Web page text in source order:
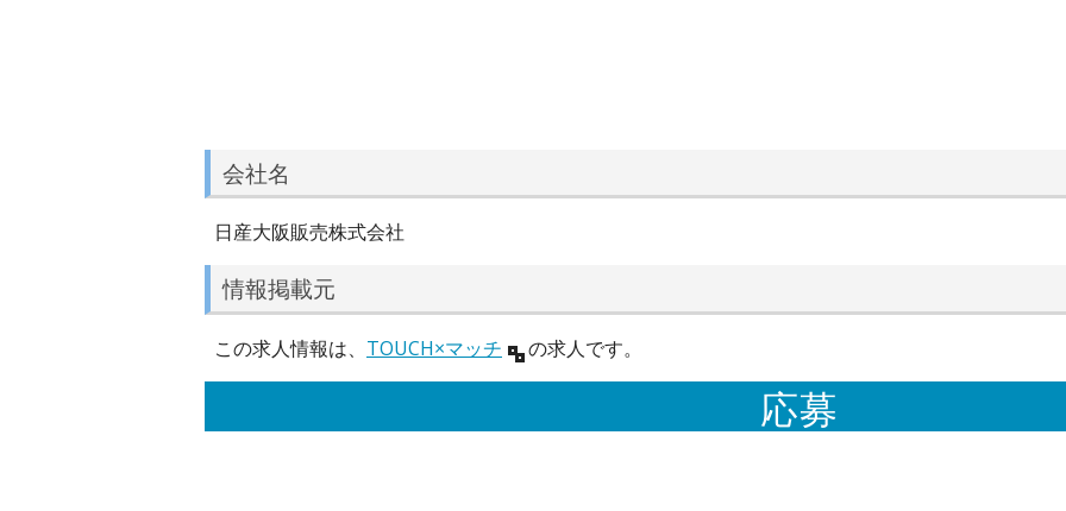
会社名
日産大阪販売株式会社
情報掲載元
この求人情報は、 TOUCH×マッチ の求人です。
応募